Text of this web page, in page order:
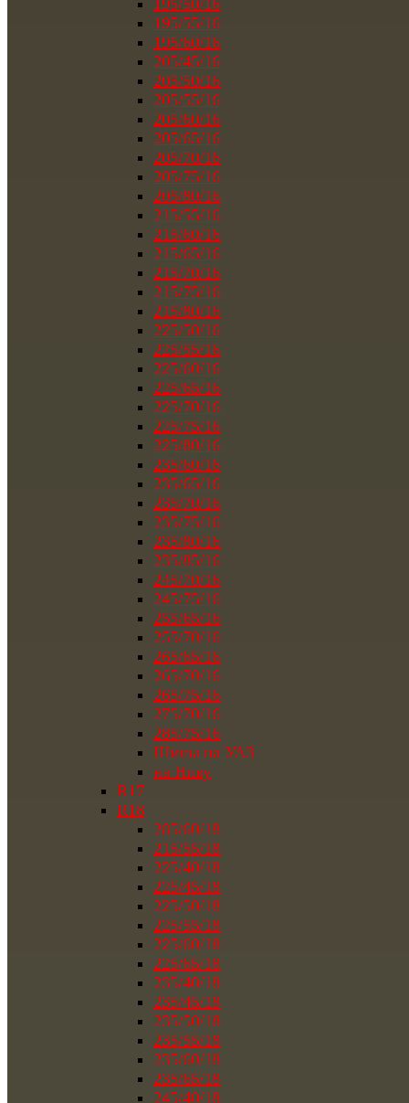
195/50/16
195/55/16
195/60/16
205/45/16
205/50/16
205/55/16
205/60/16
205/65/16
205/70/16
205/75/16
205/80/16
215/55/16
215/60/16
215/65/16
215/70/16
215/75/16
215/80/16
225/50/16
225/55/16
225/60/16
225/65/16
225/70/16
225/75/16
225/80/16
235/60/16
235/65/16
235/70/16
235/75/16
235/80/16
235/85/16
245/70/16
245/75/16
255/65/16
255/70/16
265/65/16
265/70/16
265/75/16
275/70/16
285/75/16
Шины на УАЗ
на Ниву
R17
R18
285/60/18
215/55/18
225/40/18
225/45/18
225/50/18
225/55/18
225/60/18
225/65/18
235/40/18
235/45/18
235/50/18
235/55/18
235/60/18
235/65/18
245/40/18